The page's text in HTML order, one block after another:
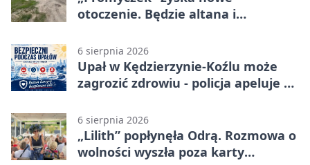
otoczenie. Będzie altana i
6 sierpnia 2026
Upał w Kędzierzynie-Koźlu może
zagrozić zdrowiu - policja apeluje o
6 sierpnia 2026
„Lilith” popłynęła Odrą. Rozmowa o
wolności wyszła poza karty